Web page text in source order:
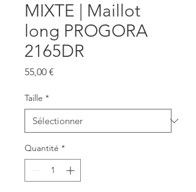
MIXTE | Maillot
long PROGORA
2165DR
55,00 €
Taille *
Quantité *